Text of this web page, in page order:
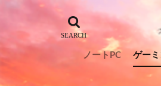
ノートPC ゲー